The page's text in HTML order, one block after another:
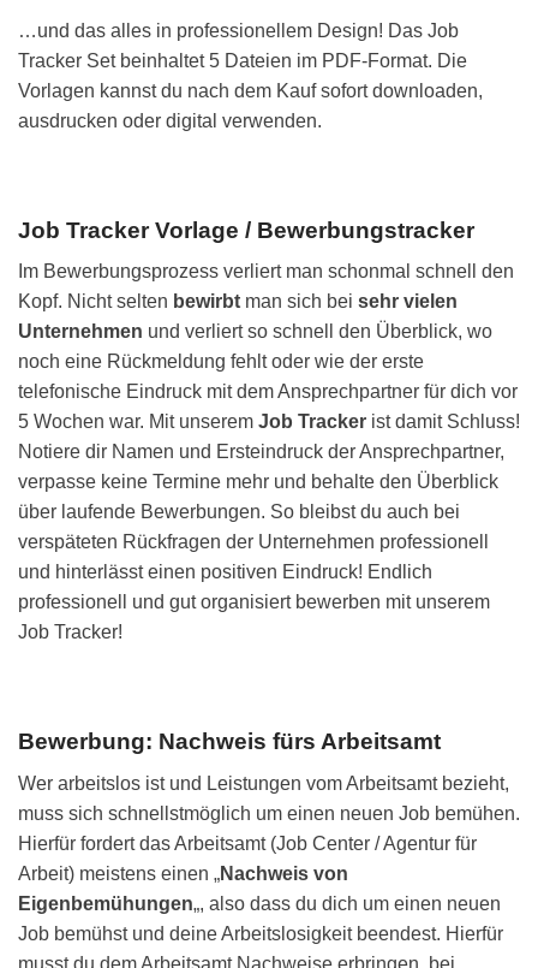
…und das alles in professionellem Design! Das Job
Tracker Set beinhaltet 5 Dateien im PDF-Format. Die
Vorlagen kannst du nach dem Kauf sofort downloaden,
ausdrucken oder digital verwenden.
Job Tracker Vorlage / Bewerbungstracker
Im Bewerbungsprozess verliert man schonmal schnell den
Kopf. Nicht selten bewirbt man sich bei sehr vielen
Unternehmen und verliert so schnell den Überblick, wo
noch eine Rückmeldung fehlt oder wie der erste
telefonische Eindruck mit dem Ansprechpartner für dich vor
5 Wochen war. Mit unserem Job Tracker ist damit Schluss!
Notiere dir Namen und Ersteindruck der Ansprechpartner,
verpasse keine Termine mehr und behalte den Überblick
über laufende Bewerbungen. So bleibst du auch bei
verspäteten Rückfragen der Unternehmen professionell
und hinterlässt einen positiven Eindruck! Endlich
professionell und gut organisiert bewerben mit unserem
Job Tracker!
Bewerbung: Nachweis fürs Arbeitsamt
Wer arbeitslos ist und Leistungen vom Arbeitsamt bezieht,
muss sich schnellstmöglich um einen neuen Job bemühen.
Hierfür fordert das Arbeitsamt (Job Center / Agentur für
Arbeit) meistens einen „Nachweis von
Eigenbemühungen„, also dass du dich um einen neuen
Job bemühst und deine Arbeitslosigkeit beendest. Hierfür
musst du dem Arbeitsamt Nachweise erbringen, bei